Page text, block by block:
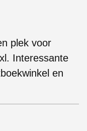
plek voor
Interessante
en